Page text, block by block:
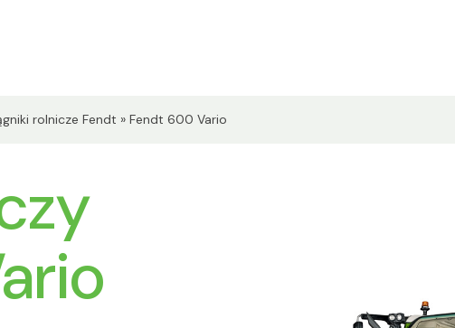
rolnicze Fendt » Fendt 600 Vario